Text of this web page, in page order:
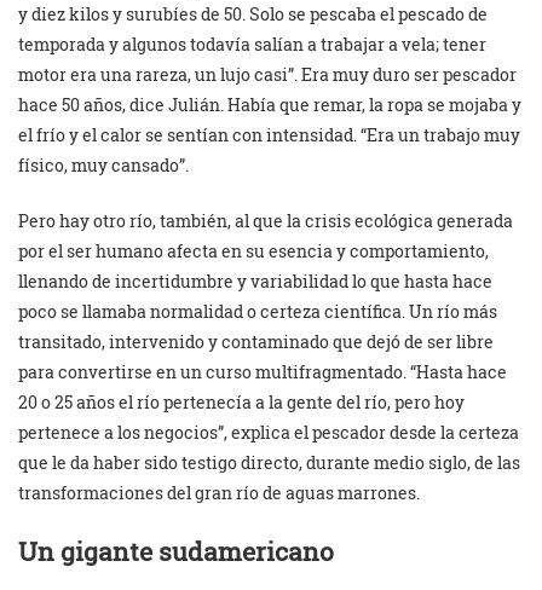
y diez kilos y surubíes de 50. Solo se pescaba el pescado de
temporada y algunos todavía salían a trabajar a vela; tener
motor era una rareza, un lujo casi”. Era muy duro ser pescador
hace 50 años, dice Julián. Había que remar, la ropa se mojaba y
el frío y el calor se sentían con intensidad. “Era un trabajo muy
físico, muy cansado”.
Pero hay otro río, también, al que la crisis ecológica generada
por el ser humano afecta en su esencia y comportamiento,
llenando de incertidumbre y variabilidad lo que hasta hace
poco se llamaba normalidad o certeza científica. Un río más
transitado, intervenido y contaminado que dejó de ser libre
para convertirse en un curso multifragmentado. “Hasta hace
20 o 25 años el río pertenecía a la gente del río, pero hoy
pertenece a los negocios”, explica el pescador desde la certeza
que le da haber sido testigo directo, durante medio siglo, de las
transformaciones del gran río de aguas marrones.
Un gigante sudamericano